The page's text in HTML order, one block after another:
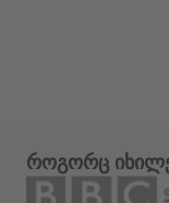
როგორც